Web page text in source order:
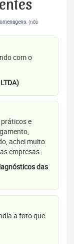
. (não
com o
e
achei muito
empresas.
das
a foto que